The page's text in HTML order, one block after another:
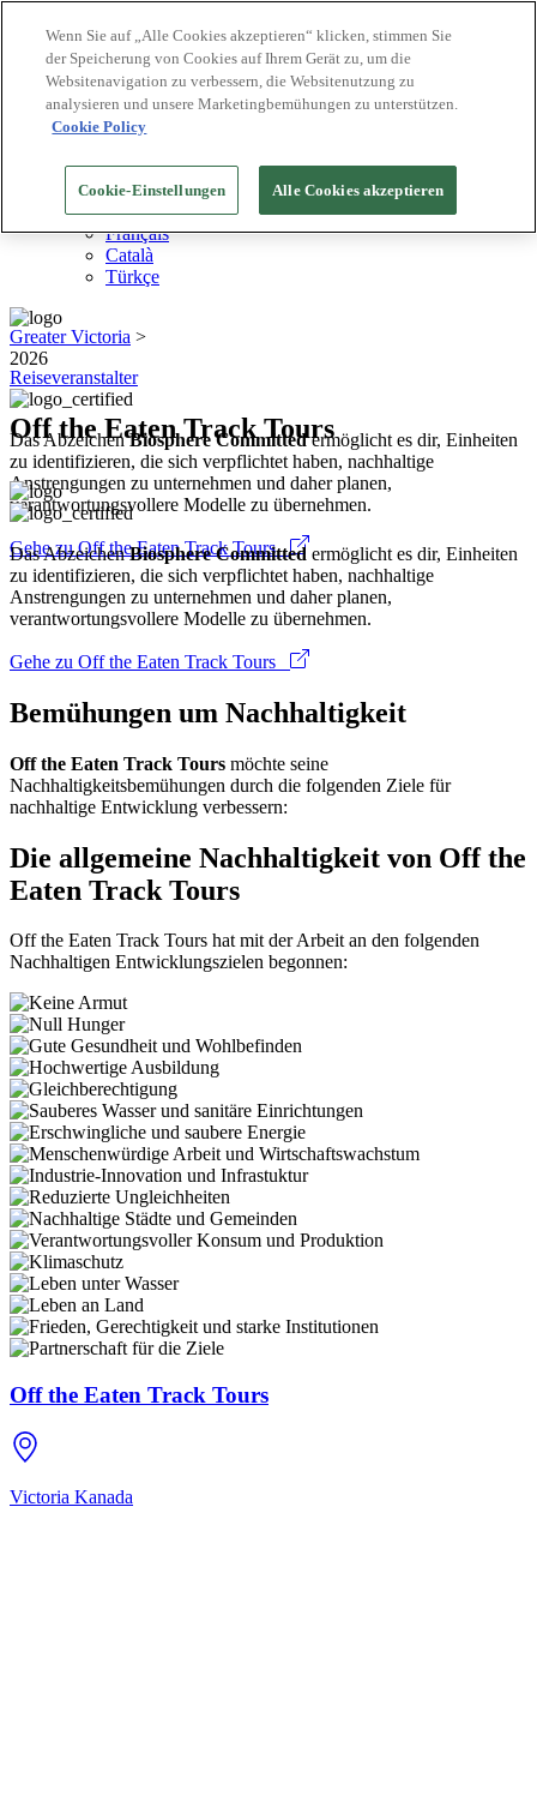
Biosphere Reiseziele
Biosphere Unternehmen
Wie wir bewerten
Über uns
English
Español
Português
Français
Català
Türkçe
2026
Das AbzeichenBiosphere Committedermöglicht es dir, Einheiten
zu identifizieren, die sich verpflichtet haben, nachhaltige
Anstrengungen zu unternehmen und daher planen,
verantwortungsvollere Modelle zu übernehmen.
Gehe zu Off the Eaten Track Tours
Greater Victoria >
Reiseveranstalter
Off the Eaten Track Tours
Das AbzeichenBiosphere Committed ermöglicht es dir, Einheiten
zu identifizieren, die sich verpflichtet haben, nachhaltige
Anstrengungen zu unternehmen und daher planen,
verantwortungsvollere Modelle zu übernehmen.
Gehe zu Off the Eaten Track Tours
Bemühungen um Nachhaltigkeit
Off the Eaten Track Tours möchte seine
Nachhaltigkeitsbemühungen durch die folgenden Ziele für
nachhaltige Entwicklung verbessern:
Die allgemeine Nachhaltigkeit von Off the
Eaten Track Tours
Off the Eaten Track Tours hat mit der Arbeit an den folgenden
Nachhaltigen Entwicklungszielen begonnen:
Off the Eaten Track Tours
Victoria Kanada
Wenn Sie auf „Alle Cookies akzeptieren“ klicken, stimmen Sie
der Speicherung von Cookies auf Ihrem Gerät zu, um die
Websitenavigation zu verbessern, die Websitenutzung zu
analysieren und unsere Marketingbemühungen zu unterstützen.
Cookie Policy
Cookie-Einstellungen Alle Cookies akzeptieren